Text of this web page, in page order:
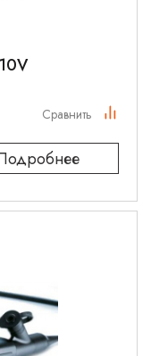
Сравнить